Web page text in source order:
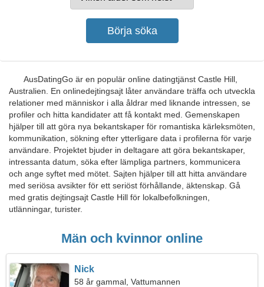
AusDatingGo är en populär online datingtjänst Castle Hill,
Australien. En onlinedejtingsajt låter användare träffa och utveckla
relationer med människor i alla åldrar med liknande intressen, se
profiler och hitta kandidater att få kontakt med. Gemenskapen
hjälper till att göra nya bekantskaper för romantiska kärleksmöten,
kommunikation, sökning efter ytterligare data i profilerna för varje
användare. Projektet bjuder in deltagare att göra bekantskaper,
intressanta datum, söka efter lämpliga partners, kommunicera
och ange syftet med mötet. Sajten hjälper till att hitta användare
med seriösa avsikter för ett seriöst förhållande, äktenskap. Gå
med gratis dejtingsajt Castle Hill för lokalbefolkningen,
utlänningar, turister.
Män och kvinnor online
Nick
58 år gammal, Vattumannen